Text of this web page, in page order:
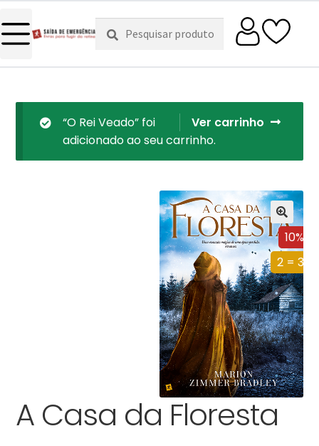
Pesquisar
por:
Pesquisa
Ver carrinho
“O Rei Veado” foi
adicionado ao seu carrinho.
10%
2 = 3
A Casa da Floresta